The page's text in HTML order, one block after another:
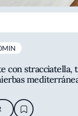
con stracciatella,